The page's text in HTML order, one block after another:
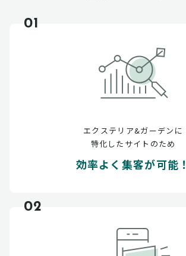
01
エクステリア&ガーデンに
特化したサイトのため
効率よく集客が可能！
02